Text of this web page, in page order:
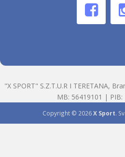
"X SPORT" S.Z.T.U.R I TERETANA,
MB: 56419101 | PIB:
Copyright © 2026X Sport.